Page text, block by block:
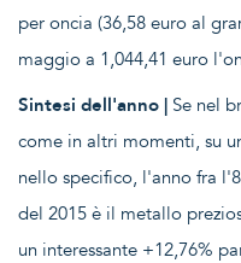
per oncia (36,58 euro al
maggio a 1,044,41 euro
Sintesi dell'anno | Se nel
come in altri momenti, su
nello specifico, l'anno fra
del 2015 è il metallo
un interessante +12,76%